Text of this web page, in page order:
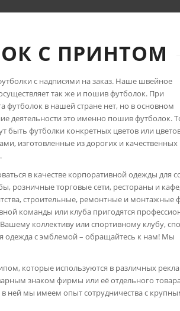
С ПРИНТОМ
с надписями на заказ. Наше швейное
так же и пошив футболок. При
в нашей стране нет, но в основном
деятельности это именно пошив футболок.
быть футболки конкретных цветов или
изготовленные из дорогих и качественных
в качестве корпоративной одежды для
розничные торговые сети, рестораны и
строительные, ремонтные и монтажные
команды или клуба пригодятся
коллективу или спортивному клубу,
одежда с эмблемой – обращайтесь к нам! Мы
которые используются в различных
знаком фирмы или её отдельного
ней мы имеем опыт сотрудничества с